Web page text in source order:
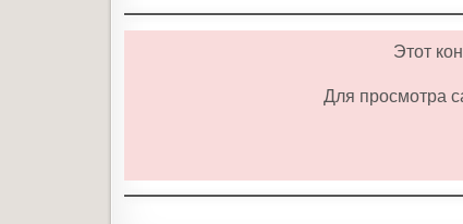
Этот
Для просмотра